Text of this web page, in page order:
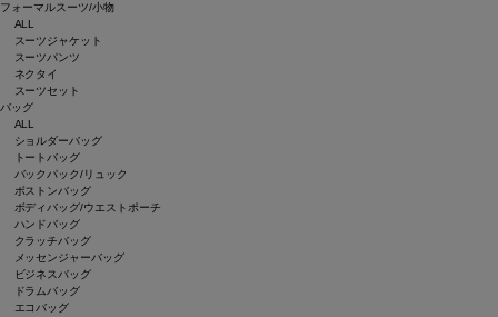
フォーマルスーツ/小物
ALL
スーツジャケット
スーツパンツ
ネクタイ
スーツセット
バッグ
ALL
ショルダーバッグ
トートバッグ
バックパック/リュック
ボストンバッグ
ボディバッグ/ウエストポーチ
ハンドバッグ
クラッチバッグ
メッセンジャーバッグ
ビジネスバッグ
ドラムバッグ
エコバッグ